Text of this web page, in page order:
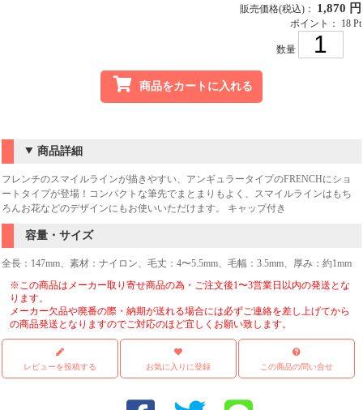
販売価格(税込)： 1,870 円
ポイント： 18 Pt
数量
商品をカートに入れる
商品詳細
フレンチのスマイルラインが描きやすい、アンギュラータイプのFRENCHにショ
ートタイプが登場！コンパクトな筆先でまとまりもよく、スマイルラインはもち
ろんお花などのデザインにもお使いいただけます。 キャップ付き
容量・サイズ
全長：147mm、素材：ナイロン、毛丈：4〜5.5mm、毛幅：3.5mm、厚み：約1mm
※この商品はメーカー取り寄せ商品の為・ご注文後1〜3営業日以内の発送とな
ります。
メーカー欠品や廃番の際・納期が送れる場合には必ずご連絡を差し上げてから
の商品発送となりますのでご対応のほど宜しくお願い致します。
レビューを投稿する お気に入りに登録 この商品の問い合せ